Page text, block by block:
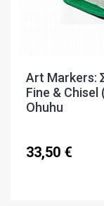
Art Markers:
Fine &
Ohuhu
33,50 €